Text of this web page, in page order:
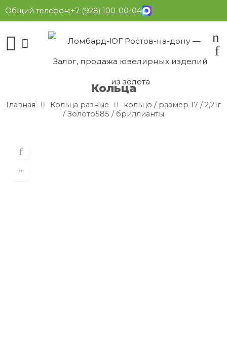
Общий телефон:+7 (928) 100-00-04
Кольца
Главная Кольца разные
кольцо / размер 17 / 2,21г
/ Золото585 / бриллианты